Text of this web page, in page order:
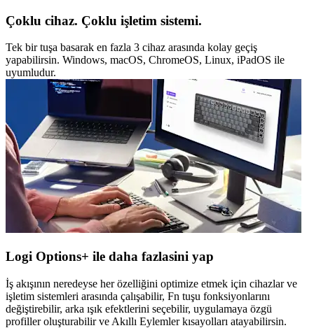
Çoklu cihaz. Çoklu işletim sistemi.
Tek bir tuşa basarak en fazla 3 cihaz arasında kolay geçiş
yapabilirsin. Windows, macOS, ChromeOS, Linux, iPadOS ile
uyumludur.
Logi Options+ ile daha fazlasini yap
İş akışının neredeyse her özelliğini optimize etmek için cihazlar ve
işletim sistemleri arasında çalışabilir, Fn tuşu fonksiyonlarını
değiştirebilir, arka ışık efektlerini seçebilir, uygulamaya özgü
profiller oluşturabilir ve Akıllı Eylemler kısayolları atayabilirsin.